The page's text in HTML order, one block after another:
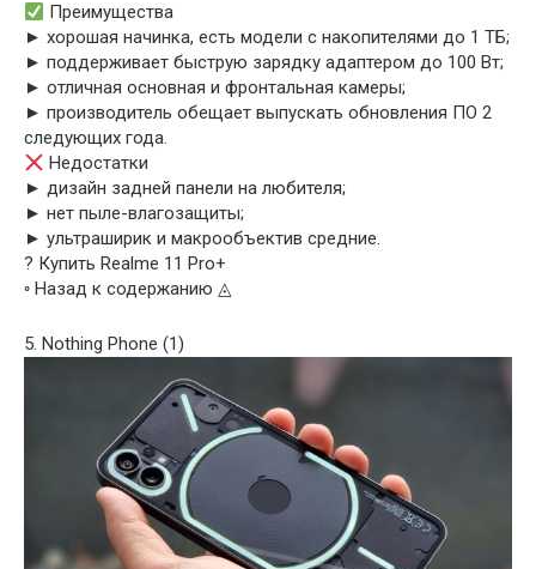
Преимущества
► хорошая начинка, есть модели с накопителями до 1 ТБ;
► поддерживает быструю зарядку адаптером до 100 Вт;
► отличная основная и фронтальная камеры;
► производитель обещает выпускать обновления ПО 2
следующих года.
Недостатки
► дизайн задней панели на любителя;
► нет пыле-влагозащиты;
► ультраширик и макрообъектив средние.
? Купить Realme 11 Pro+
◦ Назад к содержанию ◬
5. Nothing Phone (1)